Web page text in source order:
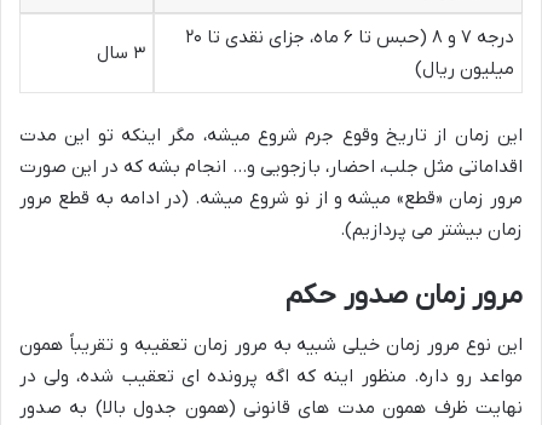
درجه ۷ و ۸ (حبس تا ۶ ماه، جزای نقدی تا ۲۰
میلیون ریال)
۳ سال
این زمان از تاریخ وقوع جرم شروع میشه، مگر اینکه تو این مدت
اقداماتی مثل جلب، احضار، بازجویی و… انجام بشه که در این صورت
مرور زمان «قطع» میشه و از نو شروع میشه. (در ادامه به قطع مرور
زمان بیشتر می پردازیم).
مرور زمان صدور حکم
این نوع مرور زمان خیلی شبیه به مرور زمان تعقیبه و تقریباً همون
مواعد رو داره. منظور اینه که اگه پرونده ای تعقیب شده، ولی در
نهایت ظرف همون مدت های قانونی (همون جدول بالا) به صدور